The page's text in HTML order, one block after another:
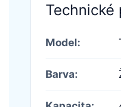
Model:
Barva: